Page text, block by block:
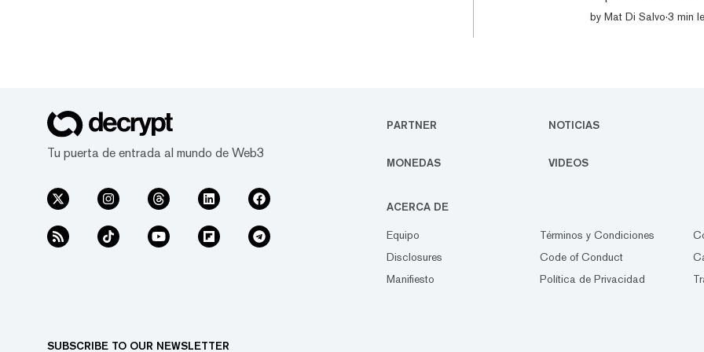
junio, publicada este
by Mat Di Salvo·3 min
Tu puerta de entrada al mundo de Web3
PARTNER NOTICIAS
MONEDAS VIDEOS
ACERCA DE
Equipo
Disclosures
Manifiesto
Términos y Condiciones
Code of Conduct
Política de Privacidad
SUBSCRIBE TO OUR NEWSLETTER